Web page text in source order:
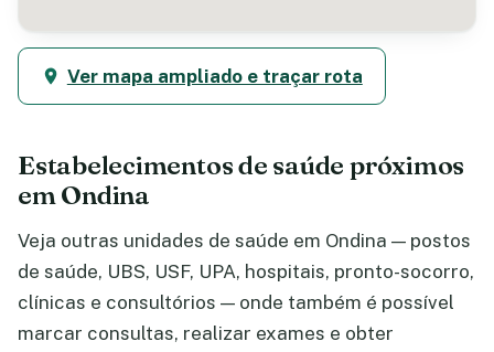
Ver mapa ampliado e traçar rota
Estabelecimentos de saúde próximos
em Ondina
Veja outras unidades de saúde em Ondina — postos
de saúde, UBS, USF, UPA, hospitais, pronto-socorro,
clínicas e consultórios — onde também é possível
marcar consultas, realizar exames e obter